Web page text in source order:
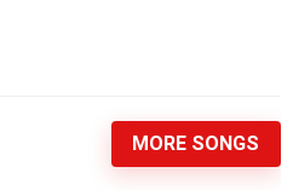
MORE SONGS